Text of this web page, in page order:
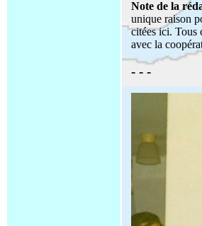
Note de la
unique raison
citées ici. Tous
avec la
- - -